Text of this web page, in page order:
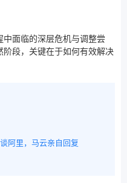
面临的深层危机与调整尝
段，关键在于如何有效解决
阿里，马云亲自回复